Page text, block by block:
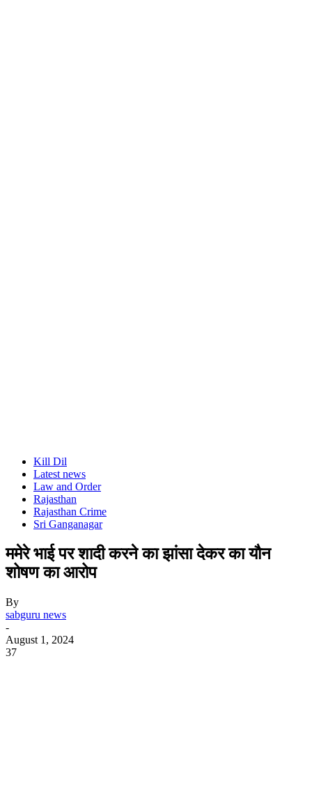
Kill Dil
Latest news
Law and Order
Rajasthan
Rajasthan Crime
Sri Ganganagar
ममेरे भाई पर शादी करने का झांसा देकर का यौन
शोषण का आरोप
By
sabguru news
-
August 1, 2024
37